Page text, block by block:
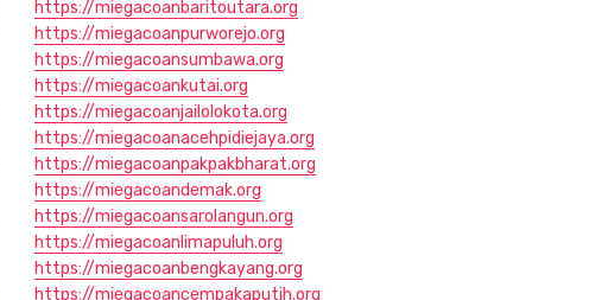
https://miegacoanbaritoutara.org
https://miegacoanpurworejo.org
https://miegacoansumbawa.org
https://miegacoankutai.org
https://miegacoanjailolokota.org
https://miegacoanacehpidiejaya.org
https://miegacoanpakpakbharat.org
https://miegacoandemak.org
https://miegacoansarolangun.org
https://miegacoanlimapuluh.org
https://miegacoanbengkayang.org
https://miegacoancempakaputih.org